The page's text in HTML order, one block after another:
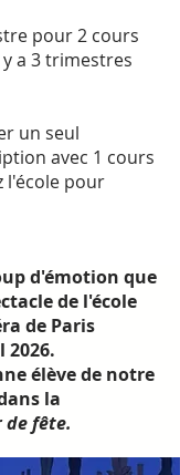
pour 2 cours
a 3 trimestres
un seul
avec 1 cours
l'école pour
d'émotion que
de l'école
de Paris
2026.
élève de notre
la
de fête.